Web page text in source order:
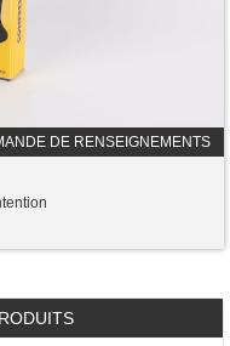
DE RENSEIGNEMENTS